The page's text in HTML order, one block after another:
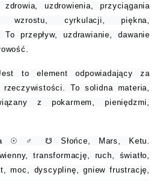
uzdrowienia, przyciągania
wzrostu, cyrkulacji, piękna,
przepływ, uzdrawianie, dawanie
to element odpowiadający za
To solidna materia,
z pokarmem, pieniędzmi,
☉ ♂︎ ☋ Słońce, Mars, Ketu.
transformację, ruch, światło,
moc, dyscyplinę, gniew frustrację,